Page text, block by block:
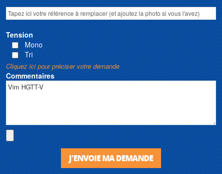
Tension
Mono
Tri
Cliquez ici pour préciser votre demande
Commentaires
J'ENVOIE MA DEMANDE